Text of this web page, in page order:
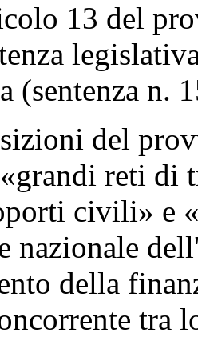
13 del
(sentenza n.
del
reti di
civili» e
nazionale
della
tra